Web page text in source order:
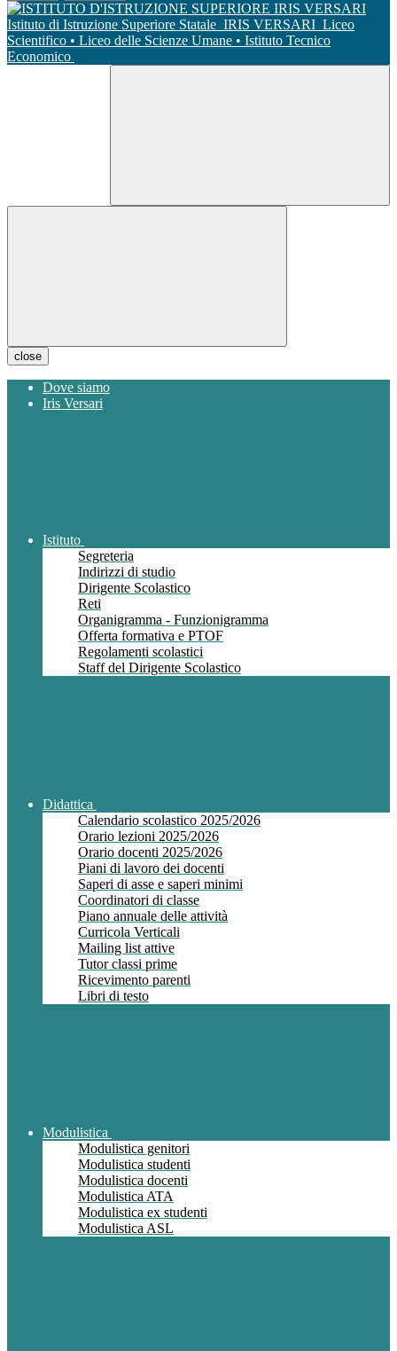
Istituto di Istruzione Superiore Statale IRIS VERSARI Liceo
Scientifico • Liceo delle Scienze Umane • Istituto Tecnico
Economico
close
Dove siamo
Iris Versari
Istituto
Segreteria
Indirizzi di studio
Dirigente Scolastico
Reti
Organigramma - Funzionigramma
Offerta formativa e PTOF
Regolamenti scolastici
Staff del Dirigente Scolastico
Didattica
Calendario scolastico 2025/2026
Orario lezioni 2025/2026
Orario docenti 2025/2026
Piani di lavoro dei docenti
Saperi di asse e saperi minimi
Coordinatori di classe
Piano annuale delle attività
Curricola Verticali
Mailing list attive
Tutor classi prime
Ricevimento parenti
Libri di testo
Modulistica
Modulistica genitori
Modulistica studenti
Modulistica docenti
Modulistica ATA
Modulistica ex studenti
Modulistica ASL